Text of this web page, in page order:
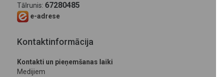
Tālrunis: 67280485
e-adrese
Kontaktinformācija
Kontakti un pieņemšanas laiki
Medijiem